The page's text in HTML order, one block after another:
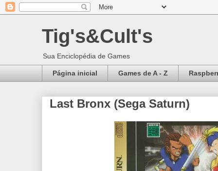
Tig's&Cult's
Sua Enciclopédia de Games
Página inicial Games de A - Z
Last Bronx (Sega Saturn)